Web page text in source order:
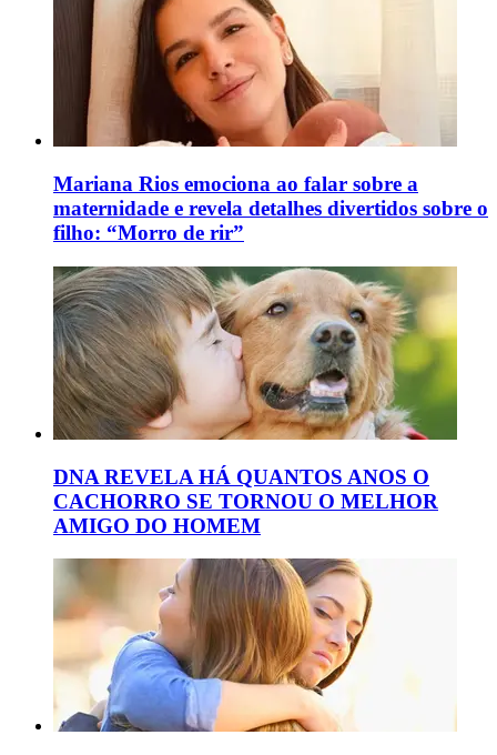
Mariana Rios emociona ao falar sobre a
maternidade e revela detalhes divertidos sobre o
filho: “Morro de rir”
DNA REVELA HÁ QUANTOS ANOS O
CACHORRO SE TORNOU O MELHOR
AMIGO DO HOMEM